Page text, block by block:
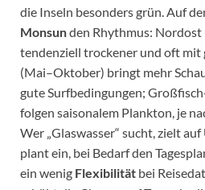
die Inseln besonders grün. Auf
Monsunden Rhythmus:
tendenziell trockener und oft mit
(Mai–Oktober) bringt mehr
gute Surfbedingungen;
folgen saisonalem Plankton, je
Wer „Glaswasser“ sucht, zielt
plant ein, bei Bedarf den
ein wenig Flexibilität bei